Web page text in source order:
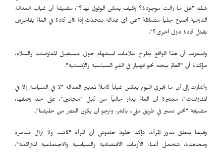
شك "هل ما زالت موجودة؟ وكيف يمكن الوثوق بها؟"، مضيفةً أن غياب العدالة
الدولية أصبح جلياً متسائلةً "عن أي عدالة نتحدث إذا كان قادة في العالم يفاخرون
بقتل قادة دول أخرى؟".
واعتبرت أن هذا الواقع يطرح علامات استفهام حول مستقبل المفاوضات والسلام،
مؤكدة أن "العالم يتجه نحو انهيار في القيم السياسية والإنسانية".
وأشارت إلى أن ما يجري اليوم يعكس غياباً كاملاً لمعايير العدالة "لا في السياسة ولا في
المفاوضات"، معتبرة أن العالم يدار حالياً من قبل "مجانين"، على حد وصفها،
مضيفة "نحن نسير في طريق مليء بالشر، ونرجو أن يكون النصر من حليفنا".
وفيما يتعلق بدور المرأة، تؤكد خلود حاموش أن المرأة "كانت ولا تزال مناصرة
ومجاهدة، تتحمل أعباء الأزمات الاقتصادية والسياسية والاجتماعية المتراكمة"،